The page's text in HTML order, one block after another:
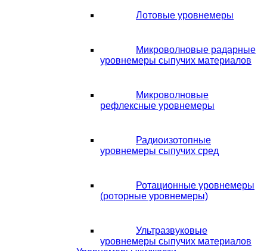
Лотовые уровнемеры
Микроволновые радарные
уровнемеры сыпучих материалов
Микроволновые
рефлексные уровнемеры
Радиоизотопные
уровнемеры сыпучих сред
Ротационные уровнемеры
(роторные уровнемеры)
Ультразвуковые
уровнемеры сыпучих материалов